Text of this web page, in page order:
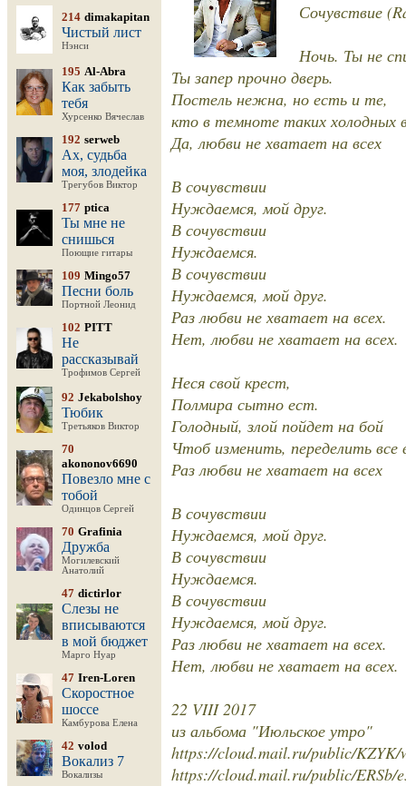
214 dimakapitan
Чистый лист
Нэнси
195 Al-Abra
Как забыть
тебя
Хурсенко Вячеслав
192 serweb
Ах, судьба
моя, злодейка
Трегубов Виктор
177 ptica
Ты мне не
снишься
Поющие гитары
109 Mingo57
Песни боль
Портной Леонид
102 PITT
Не
рассказывай
Трофимов Сергей
92 Jekabolshoy
Тюбик
Третьяков Виктор
70
akononov6690
Повезло мне с
тобой
Одинцов Сергей
70 Grafinia
Дружба
Могилевский
Анатолий
47 dictirlor
Слезы не
вписываются
в мой бюджет
Марго Нуар
47 Iren-Loren
Скоростное
шоссе
Камбурова Елена
42 volod
Вокализ 7
Вокализы
Сочувствие
Ночь. Ты не
Ты запер прочно дверь.
Постель нежна, но есть и те,
кто в темноте таких холодных
Да, любви не хватает на всех
В сочувствии
Нуждаемся, мой друг.
В сочувствии
Нуждаемся.
В сочувствии
Нуждаемся, мой друг.
Раз любви не хватает на всех.
Нет, любви не хватает на всех.
Неся свой крест,
Полмира сытно ест.
Голодный, злой пойдет на бой
Чтоб изменить, переделить все
Раз любви не хватает на всех
В сочувствии
Нуждаемся, мой друг.
В сочувствии
Нуждаемся.
В сочувствии
Нуждаемся, мой друг.
Раз любви не хватает на всех.
Нет, любви не хватает на всех.
22 VIII 2017
из альбома "Июльское утро"
https://cloud.mail.ru/public/KZYK/
https://cloud.mail.ru/public/ERSb/